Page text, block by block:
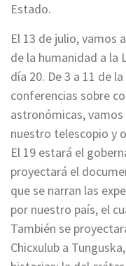
Estado.
El 13 de julio, vamos
de la humanidad a la
día 20. De 3 a 11 de
conferencias sobre
astronómicas,
nuestro telescopio y
El 19 estará el
proyectará el
que se narran las
por nuestro país, el
También se
Chicxulub a